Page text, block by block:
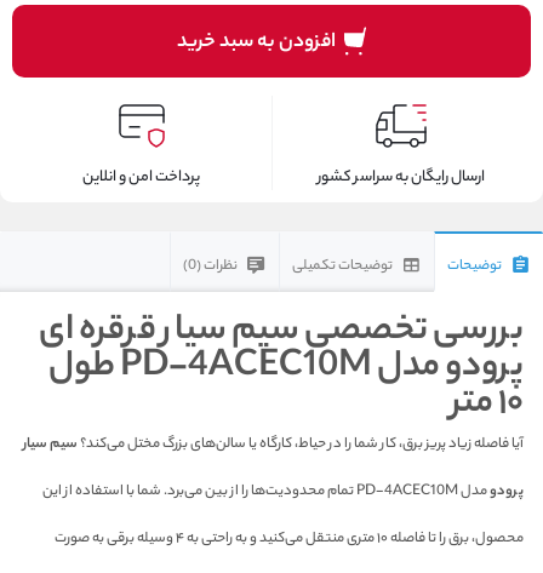
افزودن به سبد خرید
ارسال رایگان به سراسر کشور پرداخت امن و انلاین
توضیحات توضیحات تکمیلی نظرات (0)
بررسی تخصصی سیم سیار قرقره ای
پرودو مدل PD-4ACEC10M طول
۱۰ متر
آیا فاصله زیاد پریز برق، کار شما را در حیاط، کارگاه یا سالن‌های بزرگ مختل می‌کند؟ سیم سیار
پرودو مدل PD-4ACEC10M تمام محدودیت‌ها را از بین می‌برد. شما با استفاده از این
محصول، برق را تا فاصله ۱۰ متری منتقل می‌کنید و به راحتی به ۴ وسیله برقی به صورت